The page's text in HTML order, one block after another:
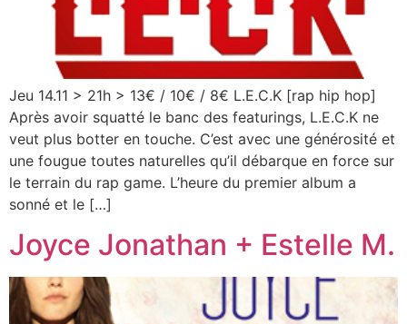
Jeu 14.11 > 21h > 13€ / 10€ / 8€ L.E.C.K [rap hip hop]
Après avoir squatté le banc des featurings, L.E.C.K ne
veut plus botter en touche. C’est avec une générosité et
une fougue toutes naturelles qu’il débarque en force sur
le terrain du rap game. L’heure du premier album a
sonné et le […]
Joyce Jonathan + Estelle M.